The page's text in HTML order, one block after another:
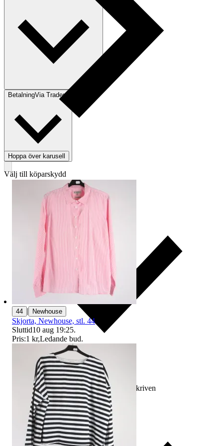
BetalningVia Tradera
Välj till köparskydd
Ersättning om varan inte är som beskriven
Hoppa över karusell
44 | Newhouse
Skjorta, Newhouse, stl. 44
Sluttid10 aug 19:25.
Pris:1 kr,Ledande bud.